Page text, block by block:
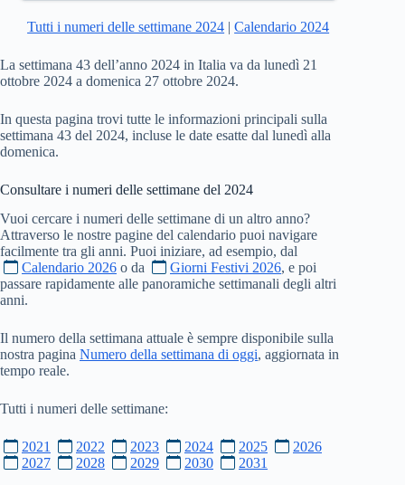
Tutti i numeri delle settimane 2024 |Calendario 2024
La settimana 43 dell’anno 2024 in Italia va da lunedì 21
ottobre 2024 a domenica 27 ottobre 2024.
In questa pagina trovi tutte le informazioni principali sulla
settimana 43 del 2024, incluse le date esatte dal lunedì alla
domenica.
Consultare i numeri delle settimane del 2024
Vuoi cercare i numeri delle settimane di un altro anno?
Attraverso le nostre pagine del calendario puoi navigare
facilmente tra gli anni. Puoi iniziare, ad esempio, dal
Calendario 2026 o da Giorni Festivi 2026, e poi
passare rapidamente alle panoramiche settimanali degli altri
anni.
Il numero della settimana attuale è sempre disponibile sulla
nostra pagina Numero della settimana di oggi, aggiornata in
tempo reale.
Tutti i numeri delle settimane:
2021 2022 2023 2024 2025
2026
2027
2028 2029 2030 2031